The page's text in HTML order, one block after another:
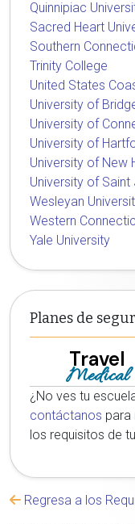
Quinnipiac
Sacred Heart
Southern
Trinity College
United States
University of
University of
University of
University of New
University of Saint
Wesleyan
Western
Yale University
Planes de
Travel
Medical
¿No ves tu
contáctanos para
los requisitos de
Regresa a los